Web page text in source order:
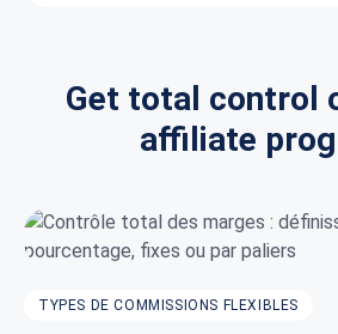
Get total control
affiliate
TYPES DE COMMISSIONS FLEXIBLES